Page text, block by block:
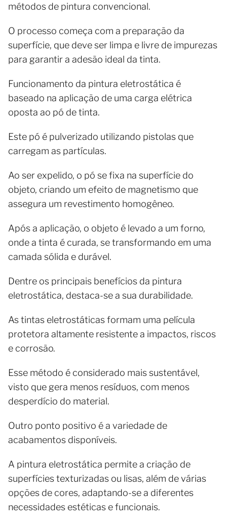
métodos de pintura convencional.
O processo começa com a preparação da
superfície, que deve ser limpa e livre de impurezas
para garantir a adesão ideal da tinta.
Funcionamento da pintura eletrostática é
baseado na aplicação de uma carga elétrica
oposta ao pó de tinta.
Este pó é pulverizado utilizando pistolas que
carregam as partículas.
Ao ser expelido, o pó se fixa na superfície do
objeto, criando um efeito de magnetismo que
assegura um revestimento homogêneo.
Após a aplicação, o objeto é levado a um forno,
onde a tinta é curada, se transformando em uma
camada sólida e durável.
Dentre os principais benefícios da pintura
eletrostática, destaca-se a sua durabilidade.
As tintas eletrostáticas formam uma película
protetora altamente resistente a impactos, riscos
e corrosão.
Esse método é considerado mais sustentável,
visto que gera menos resíduos, com menos
desperdício do material.
Outro ponto positivo é a variedade de
acabamentos disponíveis.
A pintura eletrostática permite a criação de
superfícies texturizadas ou lisas, além de várias
opções de cores, adaptando-se a diferentes
necessidades estéticas e funcionais.